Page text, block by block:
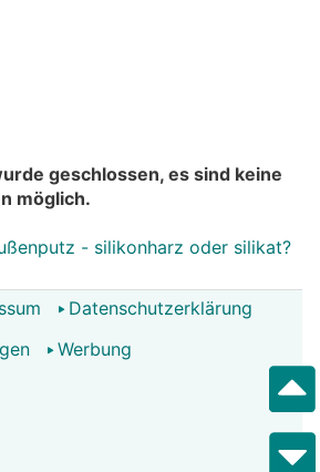
geschlossen, es sind keine
möglich.
- silikonharz oder silikat?
Datenschutzerklärung
Werbung